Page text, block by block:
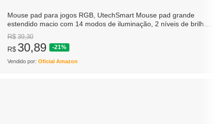
Mouse pad para jogos RGB, UtechSmart Mouse pad grande
estendido macio com 14 modos de iluminação, 2 níveis de brilho,
mousepads para teclado de…
R$ 39,30
R$ 30,89 -21%
Vendido por: Oficial Amazon